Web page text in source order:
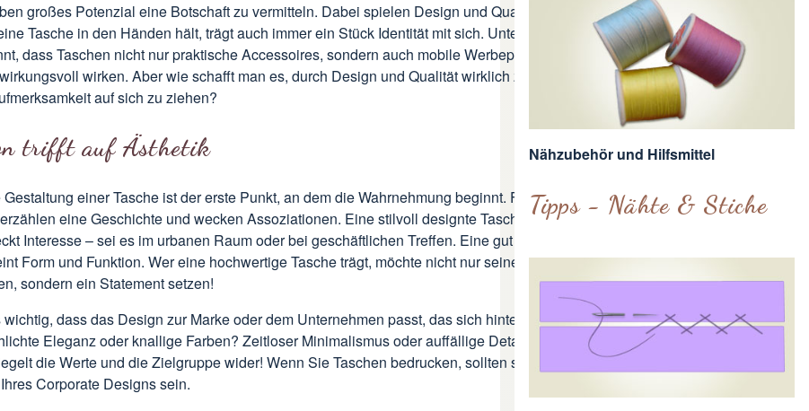
großes Potenzial eine Botschaft zu vermitteln. Dabei spielen Design und Qualität eine tragende
Tasche in den Händen hält, trägt auch immer ein Stück Identität mit sich. Unternehmen haben
dass Taschen nicht nur praktische Accessoires, sondern auch mobile Werbeplattformen sind, die
wirken. Aber wie schafft man es, durch Design und Qualität wirklich zu überzeugen und
auf sich zu ziehen?
trifft auf Ästhetik
einer Tasche ist der erste Punkt, an dem die Wahrnehmung beginnt. Farben, Formen und
eine Geschichte und wecken Assoziationen. Eine stilvoll designte Tasche zieht Blicke auf
Interesse – sei es im urbanen Raum oder bei geschäftlichen Treffen. Eine gut durchdachte
Form und Funktion. Wer eine hochwertige Tasche trägt, möchte nicht nur seine Habseligkeiten
sondern ein Statement setzen!
dass das Design zur Marke oder dem Unternehmen passt, das sich hinter der Tasche
Eleganz oder knallige Farben? Zeitloser Minimalismus oder auffällige Details? Die Wahl des
die Werte und die Zielgruppe wider! Wenn SieTaschen bedrucken, sollten sie integraler
Corporate Designs sein.
Nähzubehör und Hilfsmittel
Tipps - Nähte & Stiche